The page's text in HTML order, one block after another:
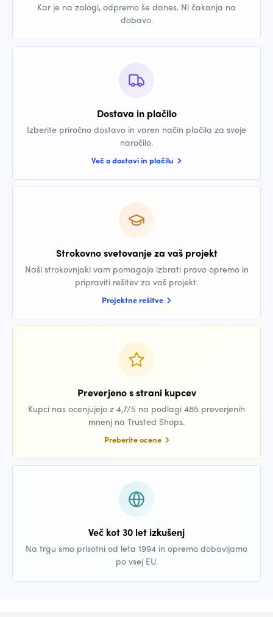
Kar je na zalogi, odpremo še danes. Ni čakanja na
dobavo.
Dostava in plačilo
Izberite priročno dostavo in varen način plačila za svoje
naročilo.
Več o dostavi in plačilu
Strokovno svetovanje za vaš projekt
Naši strokovnjaki vam pomagajo izbrati pravo opremo in
pripraviti rešitev za vaš projekt.
Projektne rešitve
Preverjeno s strani kupcev
Kupci nas ocenjujejo z 4,7/5 na podlagi 485 preverjenih
mnenj na Trusted Shops.
Preberite ocene
Več kot 30 let izkušenj
Na trgu smo prisotni od leta 1994 in opremo dobavljamo
po vsej EU.